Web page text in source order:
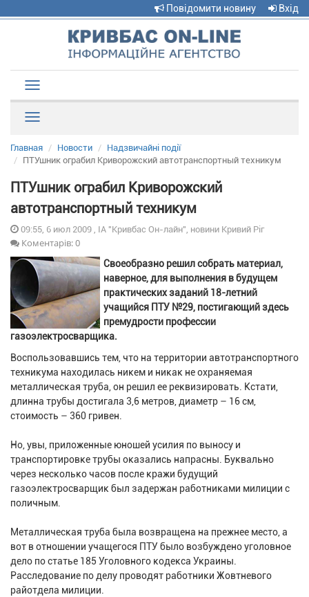
Повідомити новину Вхід
navigation
Главная Новости
Надзвичайні події
ПТУшник ограбил Криворожский автотранспортный техникум
ПТУшник ограбил Криворожский
автотранспортный техникум
09:55, 6 июл 2009 , ІА "Кривбас Он-лайн", новини Кривий Ріг
Коментарів: 0
Своеобразно решил собрать материал,
наверное, для выполнения в будущем
практических заданий 18-летний
учащийся ПТУ №29, постигающий здесь
премудрости профессии
газоэлектросварщика.
Воспользовавшись тем, что на территории автотранспортного
техникума находилась никем и никак не охраняемая
металлическая труба, он решил ее реквизировать. Кстати,
длинна трубы достигала 3,6 метров, диаметр – 16 см,
стоимость – 360 гривен.
Но, увы, приложенные юношей усилия по выносу и
транспортировке трубы оказались напрасны. Буквально
через несколько часов после кражи будущий
газоэлектросварщик был задержан работниками милиции с
поличным.
Металлическая труба была возвращена на прежнее место, а
вот в отношении учащегося ПТУ было возбуждено уголовное
дело по статье 185 Уголовного кодекса Украины.
Расследование по делу проводят работники Жовтневого
райотдела милиции.